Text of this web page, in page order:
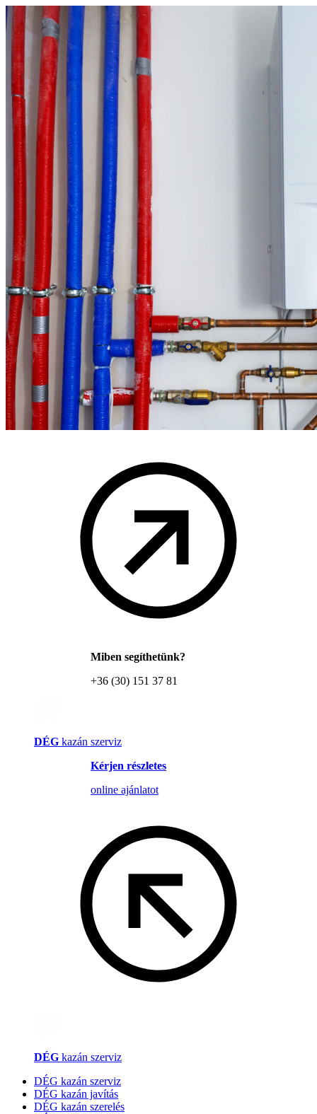
Miben segíthetünk?
+36 (30) 151 37 81
DÉG kazán szerviz
Kérjen részletes
online ajánlatot
DÉG kazán szerviz
DÉG kazán szerviz
DÉG kazán javítás
DÉG kazán szerelés